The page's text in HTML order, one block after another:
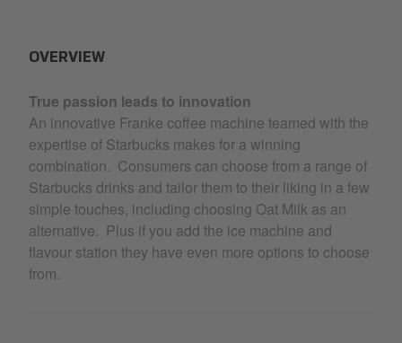
OVERVIEW
True passion leads to innovation
An innovative Franke coffee machine teamed with the
expertise of Starbucks makes for a winning
combination. Consumers can choose from a range of
Starbucks drinks and tailor them to their liking in a few
simple touches, including choosing Oat Milk as an
alternative. Plus if you add the ice machine and
flavour station they have even more options to choose
from.